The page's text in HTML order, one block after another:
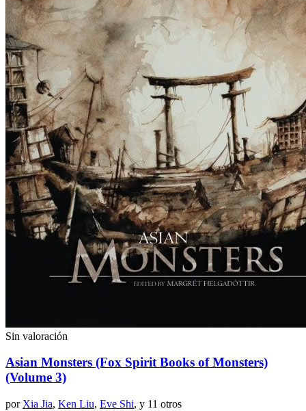
Sin valoración
Asian Monsters (Fox Spirit Books of Monsters)
(Volume 3)
por Xia Jia, Ken Liu, Eve Shi, y 11 otros